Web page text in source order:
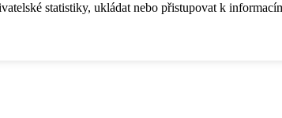
statistiky, ukládat nebo přistupovat k